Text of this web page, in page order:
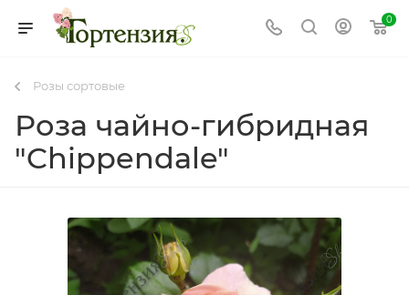
0
Розы сортовые
Роза чайно-гибридная
"Chippendale"